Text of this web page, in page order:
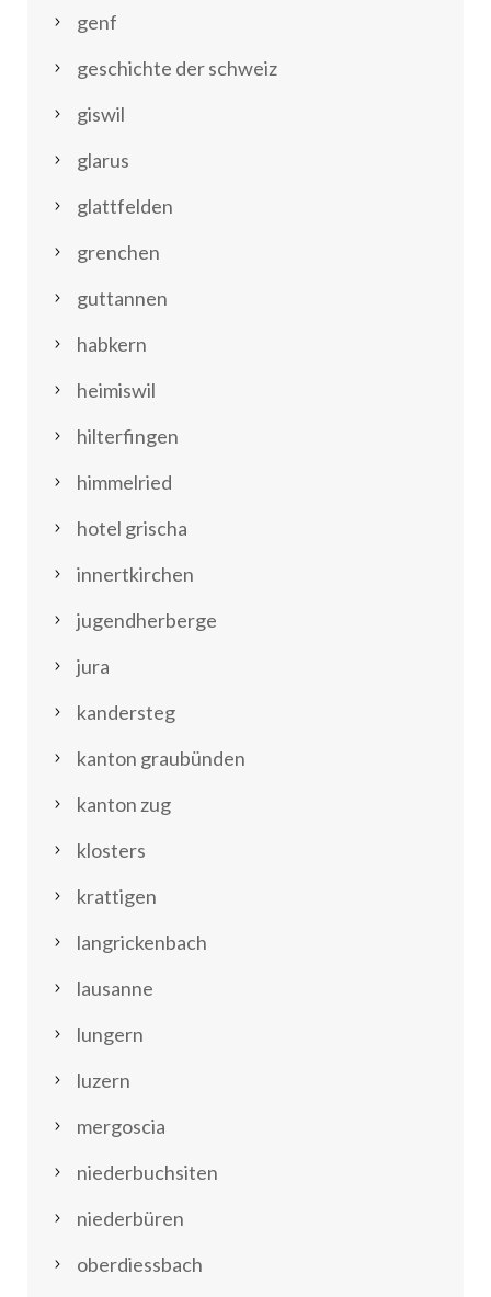
genf
geschichte der schweiz
giswil
glarus
glattfelden
grenchen
guttannen
habkern
heimiswil
hilterfingen
himmelried
hotel grischa
innertkirchen
jugendherberge
jura
kandersteg
kanton graubünden
kanton zug
klosters
krattigen
langrickenbach
lausanne
lungern
luzern
mergoscia
niederbuchsiten
niederbüren
oberdiessbach